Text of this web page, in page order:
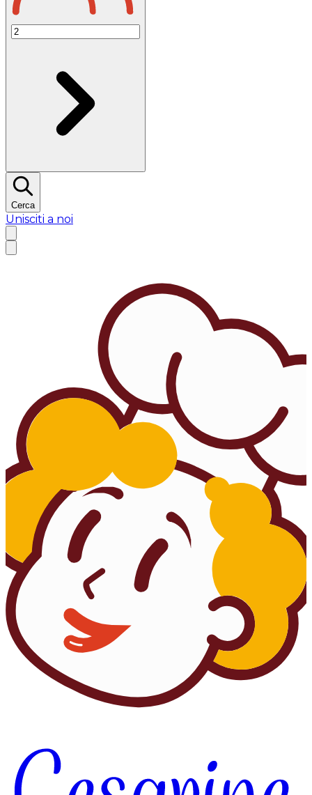
Cerca
Unisciti a noi